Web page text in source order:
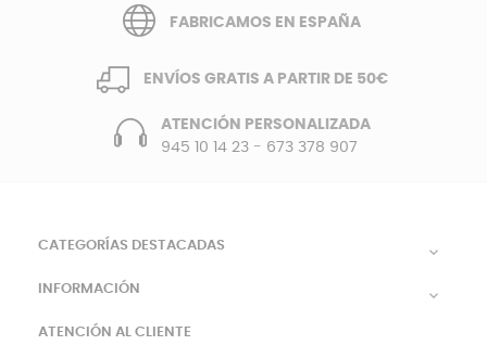
FABRICAMOS EN ESPAÑA
ENVÍOS GRATIS A PARTIR DE 50€
ATENCIÓN PERSONALIZADA
945 10 14 23- 673 378 907
CATEGORÍAS DESTACADAS 
INFORMACIÓN 
ATENCIÓN AL CLIENTE